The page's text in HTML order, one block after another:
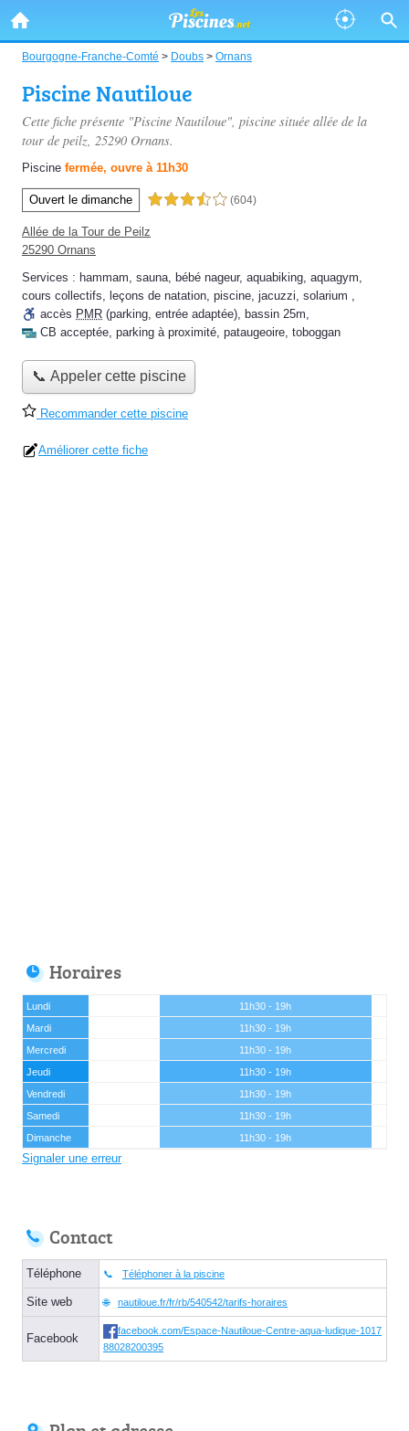
Bourgogne-Franche-Comté > Doubs > Ornans
Piscine Nautiloue
Cette fiche présente "Piscine Nautiloue", piscine située allée de la
tour de peilz, 25290 Ornans.
Piscine fermée, ouvre à 11h30
Ouvert le dimanche 3,5 étoiles sur 5 (604)
Allée de la Tour de Peilz
25290 Ornans
Services : hammam, sauna, bébé nageur, aquabiking, aquagym,
cours collectifs, leçons de natation, piscine, jacuzzi, solarium ,
accès PMR (parking, entrée adaptée), bassin 25m,
CB acceptée, parking à proximité, pataugeoire, toboggan
📞 Appeler cette piscine
Recommander cette piscine
Améliorer cette fiche
Horaires
Lundi
11h30 - 19h
Mardi
11h30 - 19h
Mercredi
11h30 - 19h
Jeudi
11h30 - 19h
Vendredi
11h30 - 19h
Samedi
11h30 - 19h
Dimanche
11h30 - 19h
Signaler une erreur
Contact
Téléphone Téléphoner à la piscine
Site web nautiloue.fr/fr/rb/540542/tarifs-horaires
Facebook
facebook.com/Espace-Nautiloue-Centre-aqua-ludique-1017
88028200395